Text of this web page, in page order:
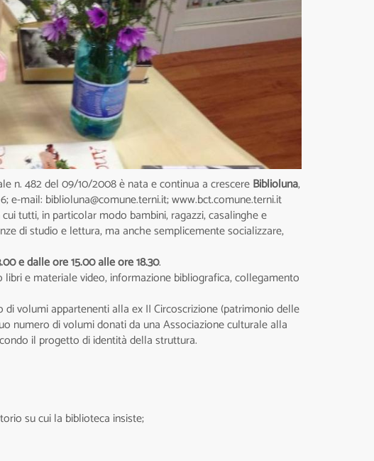
n. 482 del 09/10/2008 è nata e continua a crescereBiblioluna,
mail: biblioluna@comune.terni.it; www.bct.comune.terni.it
tutti, in particolar modo bambini, ragazzi, casalinghe e
di studio e lettura, ma anche semplicemente socializzare,
e dalle ore 15.00 alle ore 18.30.
e materiale video, informazione bibliografica, collegamento
volumi appartenenti alla ex II Circoscrizione (patrimonio delle
numero di volumi donati da una Associazione culturale alla
il progetto di identità della struttura.
su cui la biblioteca insiste;